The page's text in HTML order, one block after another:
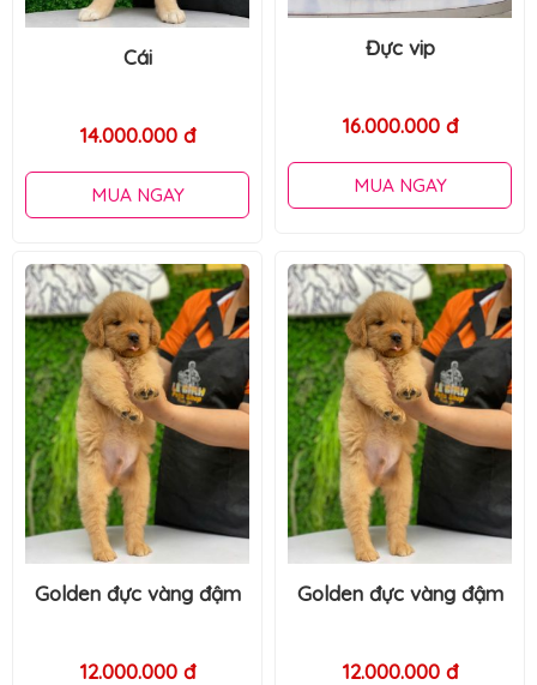
Đực vip
16.000.000 đ
MUA NGAY
Đực
10.500.000 đ
Golden đực vàng đậm
12.000.000 đ
Golden đực vàng đậm
12.000.000 đ